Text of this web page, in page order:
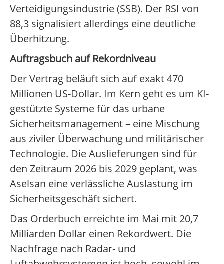
Verteidigungsindustrie (SSB). Der RSI von
88,3 signalisiert allerdings eine deutliche
Überhitzung.
Auftragsbuch auf Rekordniveau
Der Vertrag beläuft sich auf exakt 470
Millionen US-Dollar. Im Kern geht es um KI-
gestützte Systeme für das urbane
Sicherheitsmanagement – eine Mischung
aus ziviler Überwachung und militärischer
Technologie. Die Auslieferungen sind für
den Zeitraum 2026 bis 2029 geplant, was
Aselsan eine verlässliche Auslastung im
Sicherheitsgeschäft sichert.
Das Orderbuch erreichte im Mai mit 20,7
Milliarden Dollar einen Rekordwert. Die
Nachfrage nach Radar- und